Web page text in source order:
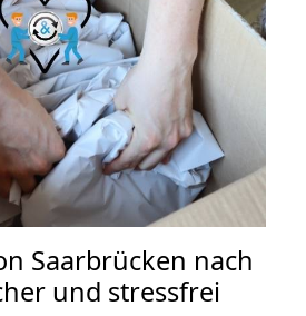
Saarbrücken nach
und stressfrei